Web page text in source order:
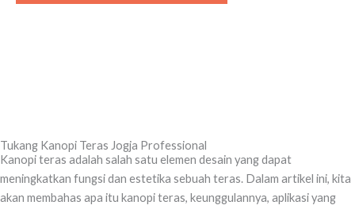
Tukang Kanopi Teras Jogja Professional
Kanopi teras adalah salah satu elemen desain yang dapat
meningkatkan fungsi dan estetika sebuah teras. Dalam artikel ini, kita
akan membahas apa itu kanopi teras, keunggulannya, aplikasi yang